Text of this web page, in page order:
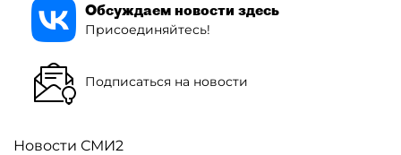
Обсуждаем новости здесь
Присоединяйтесь!
Подписаться на новости
Новости СМИ2